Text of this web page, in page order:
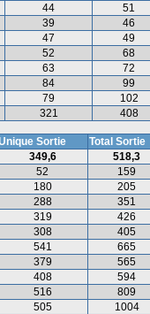
44
51
39
46
47
49
52
68
63
72
84
99
79
102
321 408
Sortie
Total Sortie
349,6
518,3
52
159
180
205
288
351
319
426
308
405
541
665
379
565
408
594
516
809
505
1004